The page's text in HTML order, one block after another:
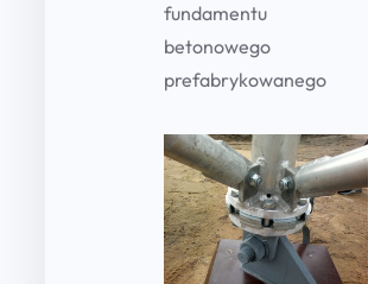
fundamentu
betonowego
prefabrykowanego